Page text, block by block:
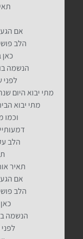
אם
הלב
כאן
הנשמה
לפני
מתי יבוא היום
מתי יבוא
וכמו
הלב
תאיר
אם
הלב
הנשמה